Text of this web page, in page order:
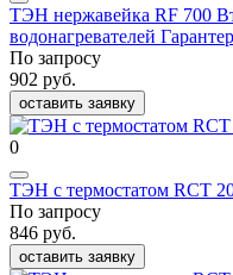
ТЭН нержавейка RF 700
водонагревателей
По запросу
902 руб.
оставить заявку
0
ТЭН с термостатом RCT
По запросу
846 руб.
оставить заявку